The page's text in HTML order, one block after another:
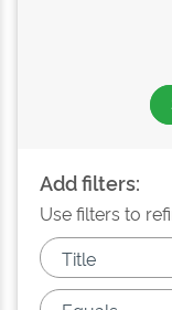
Add filters:
Use filters to